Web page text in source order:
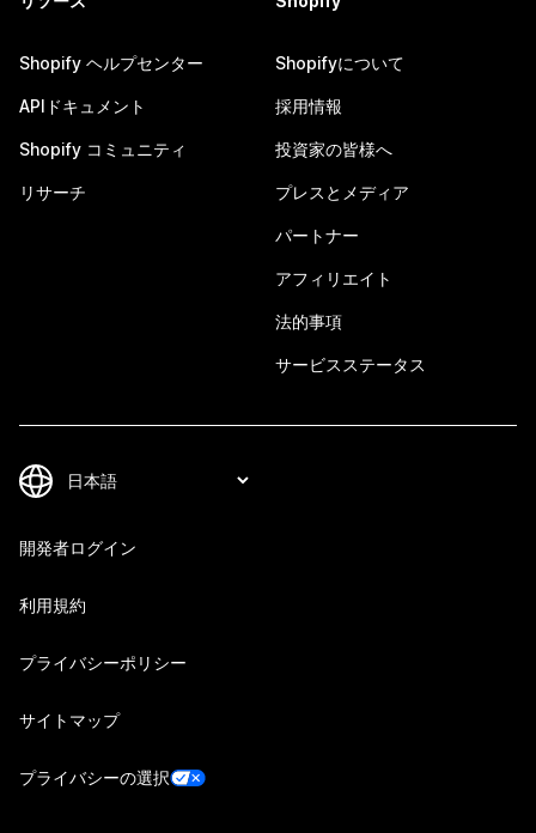
Shopify ヘルプセンター
APIドキュメント
Shopify コミュニティ
リサーチ
Shopifyについて
採用情報
投資家の皆様へ
プレスとメディア
パートナー
アフィリエイト
法的事項
サービスステータス
開発者ログイン
利用規約
プライバシーポリシー
サイトマップ
プライバシーの選択